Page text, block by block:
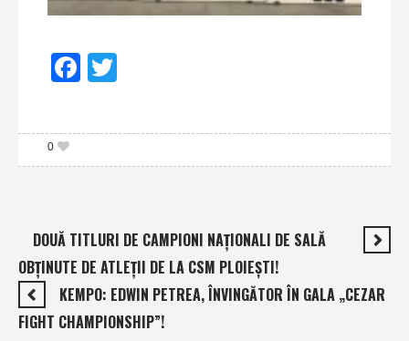
Facebook
0
DOUĂ TITLURI DE CAMPIONI NAŢIONALI DE SALĂ
OBŢINUTE DE ATLEŢII DE LA CSM PLOIEŞTI!
KEMPO: EDWIN PETREA, ÎNVINGĂTOR ÎN GALA „CEZAR
FIGHT CHAMPIONSHIP”!